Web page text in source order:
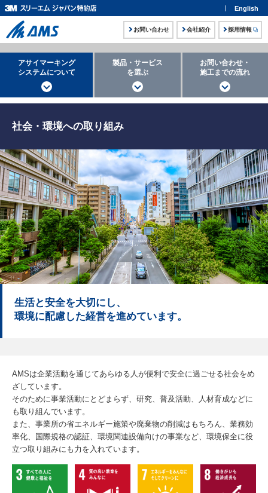
English
お問い合わせ 会社紹介 採用情報
アサイマーキング
システムについて
製品・サービス
を選ぶ
お問い合わせ・
施工までの流れ
社会・環境への取り組み
生活と安全を大切にし、
環境に配慮した経営を進めています。
AMSは企業活動を通じてあらゆる人が便利で安全に過ごせる社会をめ
ざしています。
そのために事業活動にとどまらず、 研究、普及活動、人材育成などに
も取り組んでいます。
また、事業所の省エネルギー施策や廃棄物の削減はもちろん、 業務効
率化、国際規格の認証、環境関連設備向けの事業など、 環境保全に役
立つ取り組みにも力を入れています。